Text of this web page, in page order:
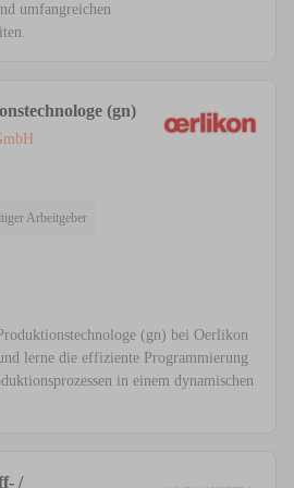
umfangreichen
(gn)
Arbeitgeber
(gn) bei Oerlikon
lerne die effiziente Programmierung
in einem dynamischen
/